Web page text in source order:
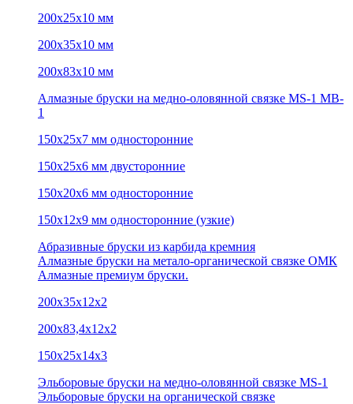
200х25х10 мм
200х35х10 мм
200х83х10 мм
Алмазные бруски на медно-оловянной связке MS-1 MB-
1
150х25х7 мм односторонние
150х25х6 мм двусторонние
150х20х6 мм односторонние
150х12х9 мм односторонние (узкие)
Абразивные бруски из карбида кремния
Алмазные бруски на метало-органической связке ОМК
Алмазные премиум бруски.
200х35х12х2
200х83,4х12х2
150х25х14х3
Эльборовые бруски на медно-оловянной связке MS-1
Эльборовые бруски на органической связке